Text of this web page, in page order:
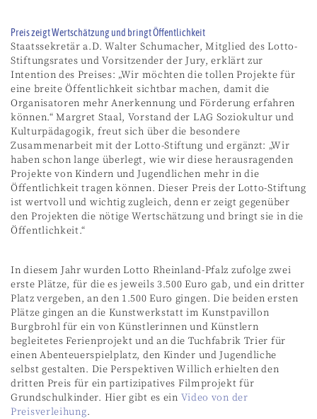
Preis zeigt Wertschätzung und bringt Öffentlichkeit
Staatssekretär a.D. Walter Schumacher, Mitglied des Lotto-
Stiftungsrates und Vorsitzender der Jury, erklärt zur
Intention des Preises: „Wir möchten die tollen Projekte für
eine breite Öffentlichkeit sichtbar machen, damit die
Organisatoren mehr Anerkennung und Förderung erfahren
können.“ Margret Staal, Vorstand der LAG Soziokultur und
Kulturpädagogik, freut sich über die besondere
Zusammenarbeit mit der Lotto-Stiftung und ergänzt: „Wir
haben schon lange überlegt, wie wir diese herausragenden
Projekte von Kindern und Jugendlichen mehr in die
Öffentlichkeit tragen können. Dieser Preis der Lotto-Stiftung
ist wertvoll und wichtig zugleich, denn er zeigt gegenüber
den Projekten die nötige Wertschätzung und bringt sie in die
Öffentlichkeit.“
In diesem Jahr wurden Lotto Rheinland-Pfalz zufolge zwei
erste Plätze, für die es jeweils 3.500 Euro gab, und ein dritter
Platz vergeben, an den 1.500 Euro gingen. Die beiden ersten
Plätze gingen an die Kunstwerkstatt im Kunstpavillon
Burgbrohl für ein von Künstlerinnen und Künstlern
begleitetes Ferienprojekt und an die Tuchfabrik Trier für
einen Abenteuerspielplatz, den Kinder und Jugendliche
selbst gestalten. Die Perspektiven Willich erhielten den
dritten Preis für ein partizipatives Filmprojekt für
Grundschulkinder. Hier gibt es ein Video von der
Preisverleihung.